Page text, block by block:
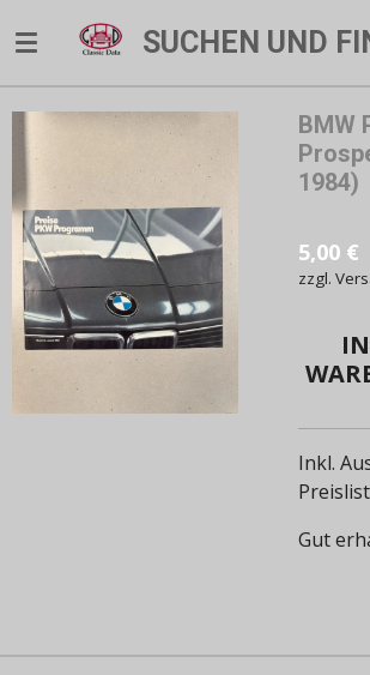
Hauptinhalt
springen
SUCHEN UND
BMW
1984)
5,00 €
zzgl.
Inkl.
Gut